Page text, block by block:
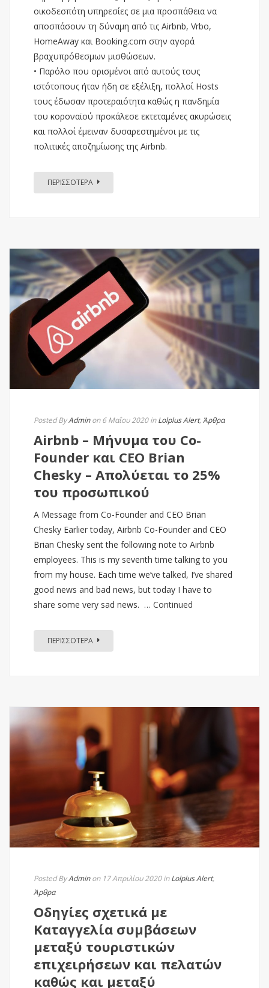
οικοδεσπότη υπηρεσίες σε μια προσπάθεια να
αποσπάσουν τη δύναμη από τις Airbnb, Vrbo,
HomeAway και Booking.com στην αγορά
βραχυπρόθεσμων μισθώσεων.
• Παρόλο που ορισμένοι από αυτούς τους
ιστότοπους ήταν ήδη σε εξέλιξη, πολλοί Hosts
τους έδωσαν προτεραιότητα καθώς η πανδημία
του κοροναϊού προκάλεσε εκτεταμένες ακυρώσεις
και πολλοί έμειναν δυσαρεστημένοι με τις
πολιτικές αποζημίωσης της Airbnb.
ΠΕΡΙΣΣΟΤΕΡΑ
Posted ByAdmin on 6 Μαΐου 2020inLolplus Alert, Άρθρα
Airbnb – Μήνυμα του Co-
Founder και CEO Brian
Chesky – Απολύεται το 25%
του προσωπικού
A Message from Co-Founder and CEO Brian
Chesky Earlier today, Airbnb Co-Founder and CEO
Brian Chesky sent the following note to Airbnb
employees. This is my seventh time talking to you
from my house. Each time we’ve talked, I’ve shared
good news and bad news, but today I have to
share some very sad news. … Continued
ΠΕΡΙΣΣΟΤΕΡΑ
Posted ByAdmin on 17 Απριλίου 2020inLolplus Alert,
Άρθρα
Οδηγίες σχετικά με
Καταγγελία συμβάσεων
μεταξύ τουριστικών
επιχειρήσεων και πελατών
καθώς και μεταξύ